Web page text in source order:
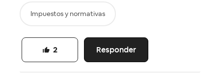
Impuestos y normativas
Responder
2